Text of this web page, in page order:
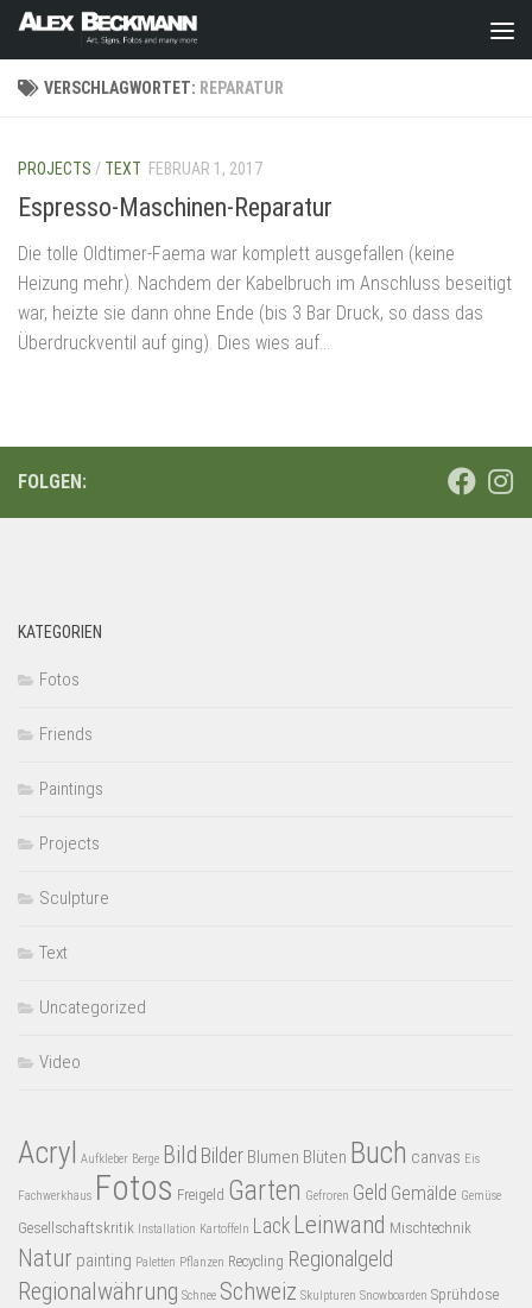
Zum Inhalt springen
VERSCHLAGWORTET: REPARATUR
PROJECTS / TEXT FEBRUAR 1, 2017
Espresso-Maschinen-Reparatur
Die tolle Oldtimer-Faema war komplett ausgefallen (keine
Heizung mehr). Nachdem der Kabelbruch im Anschluss beseitigt
war, heizte sie dann ohne Ende (bis 3 Bar Druck, so dass das
Überdruckventil auf ging). Dies wies auf...
FOLGEN:
KATEGORIEN
Fotos
Friends
Paintings
Projects
Sculpture
Text
Uncategorized
Video
Acryl Aufkleber Berge Bild Bilder Blumen Blüten Buch canvas Eis
Fachwerkhaus Fotos Freigeld Garten Gefroren Geld Gemälde Gemüse
Gesellschaftskritik Installation Kartoffeln Lack Leinwand Mischtechnik
Natur painting Paletten Pflanzen Recycling Regionalgeld
Regionalwährung Schnee Schweiz Skulpturen Snowboarden Sprühdose